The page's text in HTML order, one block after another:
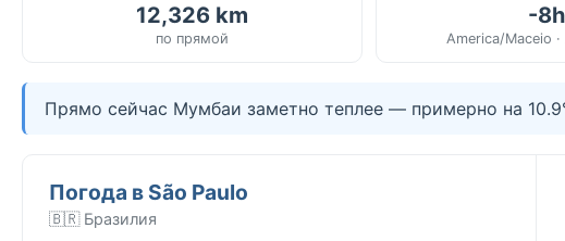
12,326 km
по прямой
-8h
America/Maceio
Прямо сейчас Мумбаи заметно теплее — примерно на
Погода в São Paulo
🇧🇷 Бразилия